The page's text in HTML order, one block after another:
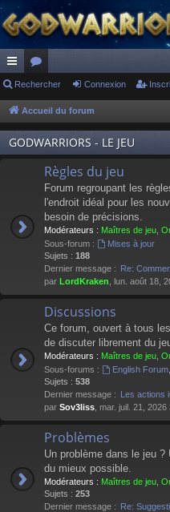
ac
co
ur
ci
or
u
m
s
Rechercher Connexion
Accueil du forum
GODWARRIORS - LE JEU
Règles du jeu
Forum regroupant les
l'endroit idéal pour les
besoin de précisions.
Modérateurs : Maîtres de jeu
Sous-forum :
Mises à jour
Sujets : 188
Dernier message : Re:
par LordKraken , lun. août 18,
Discussions
Ce forum, ouvert à tous
de discuter librement du
Modérateurs : Maîtres de jeu
Sous-forums :
English Forum,
Sujets : 538
Dernier message : Les actions
par Sov3liss , mar. juil. 21,
Problèmes
Un problème dans le jeu
du mieux possible.
Modérateurs : Maîtres de jeu
Sujets : 253
Dernier message : Re: